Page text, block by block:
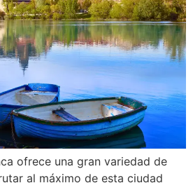
ofrece una gran variedad de
al máximo de esta ciudad